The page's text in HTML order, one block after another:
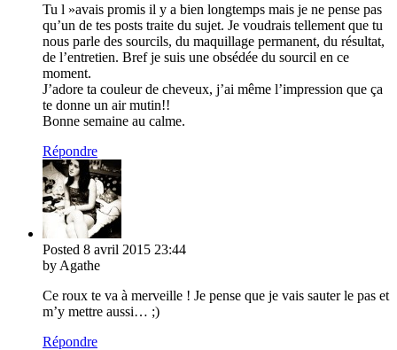
Tu l »avais promis il y a bien longtemps mais je ne pense pas
qu’un de tes posts traite du sujet. Je voudrais tellement que tu
nous parle des sourcils, du maquillage permanent, du résultat,
de l’entretien. Bref je suis une obsédée du sourcil en ce
moment.
J’adore ta couleur de cheveux, j’ai même l’impression que ça
te donne un air mutin!!
Bonne semaine au calme.
Répondre
Posted 8 avril 2015 23:44
by Agathe
Ce roux te va à merveille ! Je pense que je vais sauter le pas et
m’y mettre aussi… ;)
Répondre